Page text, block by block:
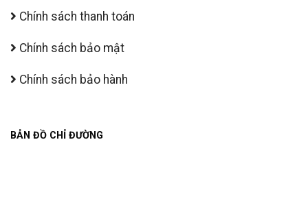
Chính sách thanh toán
Chính sách bảo mật
Chính sách bảo hành
BẢN ĐỒ CHỈ ĐƯỜNG